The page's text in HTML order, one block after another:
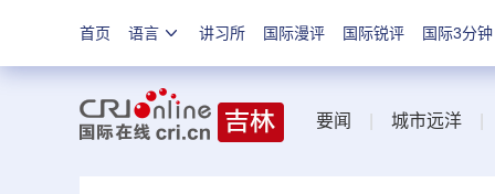
首页 语言 讲习所 国际漫评 国际锐评 国际3分钟
要闻 城市远洋